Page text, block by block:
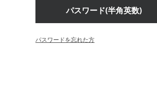
パスワード(半角英数)
パスワードを忘れた方